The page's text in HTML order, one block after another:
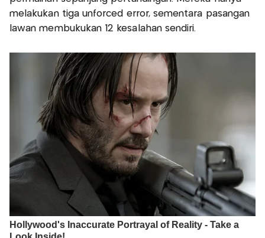
melakukan tiga unforced error, sementara pasangan
lawan membukukan 12 kesalahan sendiri.